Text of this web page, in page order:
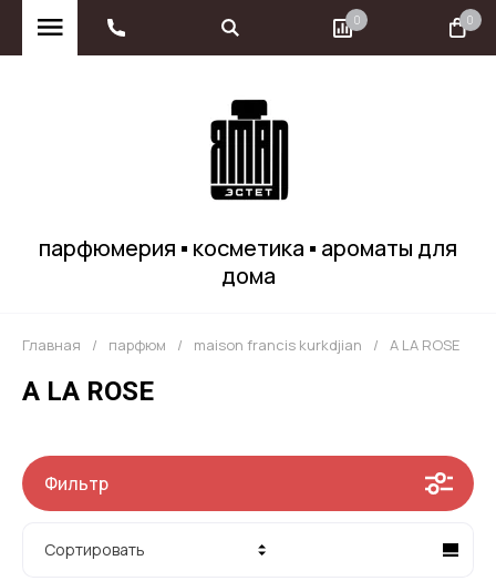
0 0
парфюмерия ▪ косметика ▪ ароматы для
дома
Главная / парфюм / maison francis kurkdjian / A LA ROSE
A LA ROSE
Фильтр
Сортировать